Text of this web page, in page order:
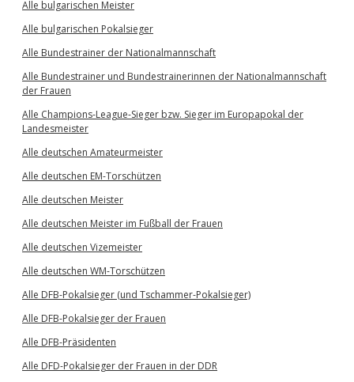
Alle bulgarischen Meister
Alle bulgarischen Pokalsieger
Alle Bundestrainer der Nationalmannschaft
Alle Bundestrainer und Bundestrainerinnen der Nationalmannschaft
der Frauen
Alle Champions-League-Sieger bzw. Sieger im Europapokal der
Landesmeister
Alle deutschen Amateurmeister
Alle deutschen EM-Torschützen
Alle deutschen Meister
Alle deutschen Meister im Fußball der Frauen
Alle deutschen Vizemeister
Alle deutschen WM-Torschützen
Alle DFB-Pokalsieger (und Tschammer-Pokalsieger)
Alle DFB-Pokalsieger der Frauen
Alle DFB-Präsidenten
Alle DFD-Pokalsieger der Frauen in der DDR